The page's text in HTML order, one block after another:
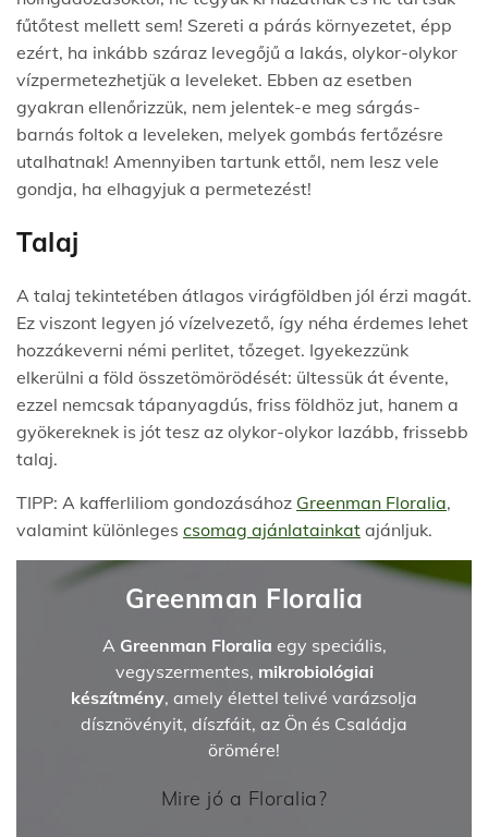
fűtőtest mellett sem! Szereti a párás környezetet, épp
ezért, ha inkább száraz levegőjű a lakás, olykor-olykor
vízpermetezhetjük a leveleket. Ebben az esetben
gyakran ellenőrizzük, nem jelentek-e meg sárgás-
barnás foltok a leveleken, melyek gombás fertőzésre
utalhatnak! Amennyiben tartunk ettől, nem lesz vele
gondja, ha elhagyjuk a permetezést!
Talaj
A talaj tekintetében átlagos virágföldben jól érzi magát.
Ez viszont legyen jó vízelvezető, így néha érdemes lehet
hozzákeverni némi perlitet, tőzeget. Igyekezzünk
elkerülni a föld összetömörödését: ültessük át évente,
ezzel nemcsak tápanyagdús, friss földhöz jut, hanem a
gyökereknek is jót tesz az olykor-olykor lazább, frissebb
talaj.
TIPP: A kafferliliom gondozásához Greenman Floralia,
valamint különleges csomag ajánlatainkat ajánljuk.
Greenman Floralia
A Greenman Floralia egy speciális,
vegyszermentes, mikrobiológiai
készítmény, amely élettel telivé varázsolja
dísznövényit, díszfáit, az Ön és Családja
örömére!
Mire jó a Floralia?